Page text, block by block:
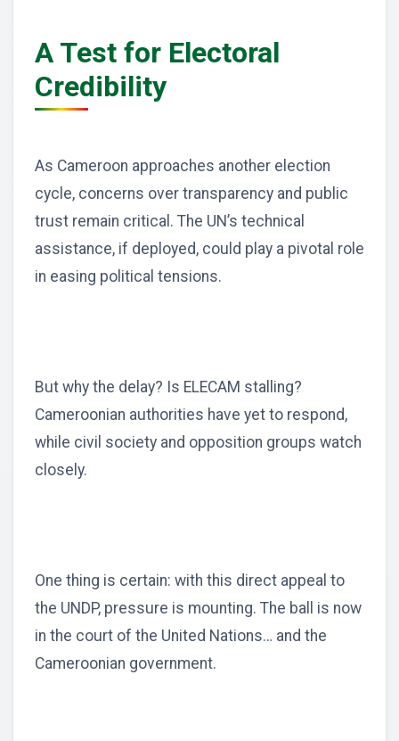
A Test for Electoral
Credibility
As Cameroon approaches another election
cycle, concerns over transparency and public
trust remain critical. The UN’s technical
assistance, if deployed, could play a pivotal role
in easing political tensions.
But why the delay? Is ELECAM stalling?
Cameroonian authorities have yet to respond,
while civil society and opposition groups watch
closely.
One thing is certain: with this direct appeal to
the UNDP, pressure is mounting. The ball is now
in the court of the United Nations… and the
Cameroonian government.